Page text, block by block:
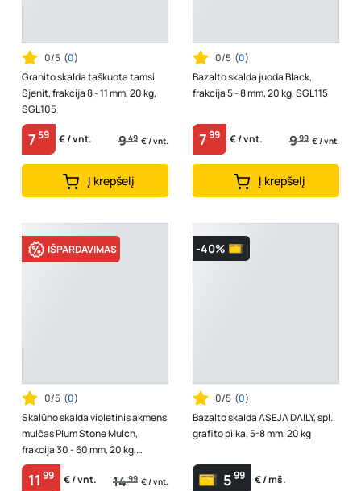
0/5 (0)
Granito skalda taškuota tamsi
Sjenit, frakcija 8 - 11 mm, 20 kg,
SGL105
759 € / vnt. 949 € / vnt.
Į krepšelį
0/5 (0)
Bazalto skalda juoda Black,
frakcija 5 - 8 mm, 20 kg, SGL115
799 € / vnt. 999 € / vnt.
Į krepšelį
IŠPARDAVIMAS
0/5 (0)
Skalūno skalda violetinis akmens
mulčas Plum Stone Mulch,
frakcija 30 - 60 mm, 20 kg,
SGL160
11 99 € / vnt. 1499 € / vnt.
-40%
0/5 (0)
Bazalto skalda ASEJA DAILY, spl.
grafito pilka, 5-8 mm, 20 kg
599 € / mš.